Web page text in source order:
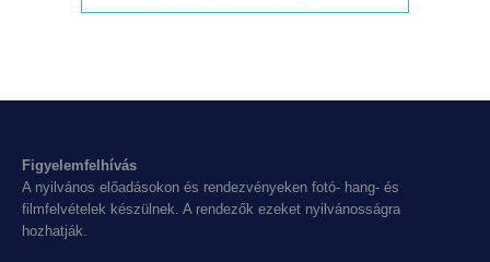
Figyelemfelhívás
A nyilvános előadásokon és rendezvényeken fotó- hang- és
filmfelvételek készülnek. A rendezők ezeket nyilvánosságra
hozhatják.